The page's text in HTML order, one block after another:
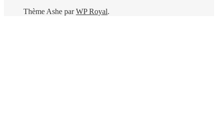
Thème Ashe parWP Royal.